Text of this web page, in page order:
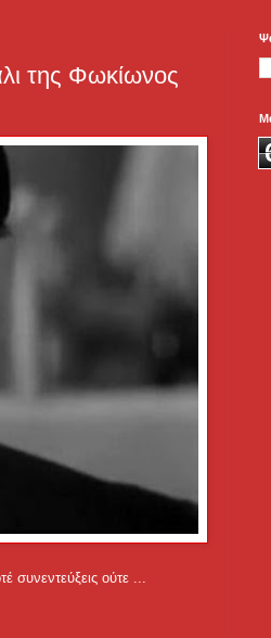
της Φωκίωνος
συνεντεύξεις ούτε ...